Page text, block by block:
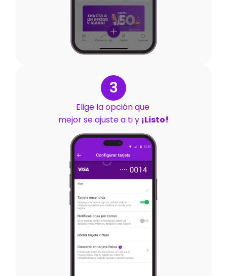
3
Elige la opción que
mejor se ajuste a ti y ¡Listo!